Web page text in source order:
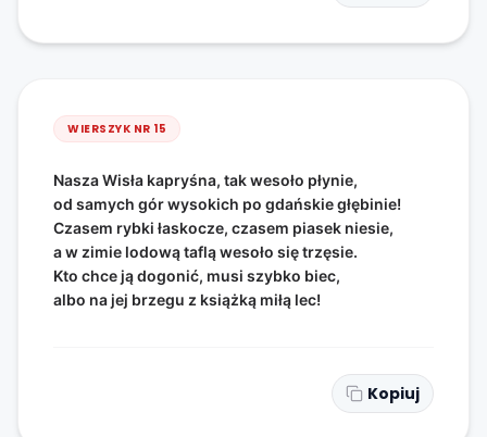
WIERSZYK NR 15
Nasza Wisła kapryśna, tak wesoło płynie,
od samych gór wysokich po gdańskie głębinie!
Czasem rybki łaskocze, czasem piasek niesie,
a w zimie lodową taflą wesoło się trzęsie.
Kto chce ją dogonić, musi szybko biec,
albo na jej brzegu z książką miłą lec!
Kopiuj